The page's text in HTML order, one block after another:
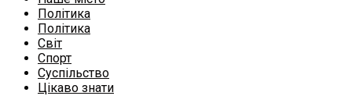
Політика
Політика
Світ
Спорт
Суспільство
Цікаво знати